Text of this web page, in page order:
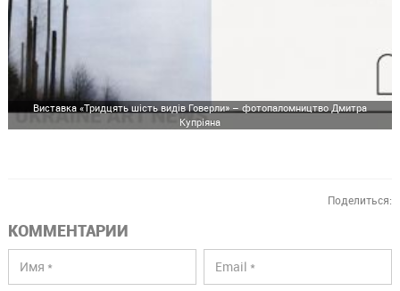
Виставка «Тридцять шість видів Говерли» – фотопаломництво Дмитра
Купріяна
Поделиться:
КОММЕНТАРИИ